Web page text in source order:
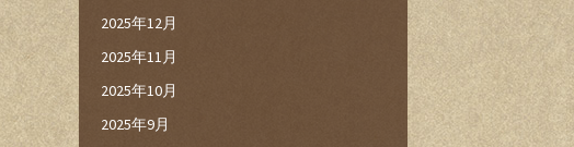
2025年12月
2025年11月
2025年10月
2025年9月